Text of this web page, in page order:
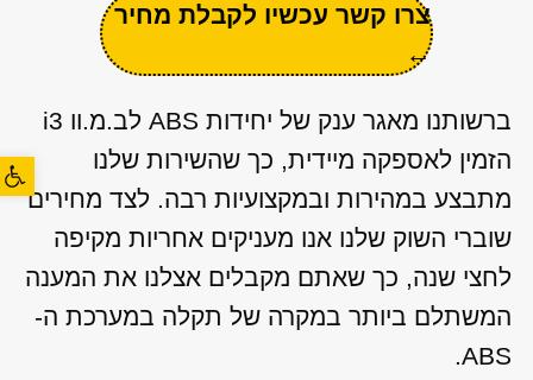
פתח
צרו קשר עכשיו לקבלת מחיר
←
ברשותנו מאגר ענק של יחידות ABS לב.מ.וו i3
הזמין לאספקה מיידית, כך שהשירות שלנו
מתבצע במהירות ובמקצועיות רבה. לצד מחירים
שוברי השוק שלנו אנו מעניקים אחריות מקיפה
לחצי שנה, כך שאתם מקבלים אצלנו את המענה
המשתלם ביותר במקרה של תקלה במערכת ה-
ABS.